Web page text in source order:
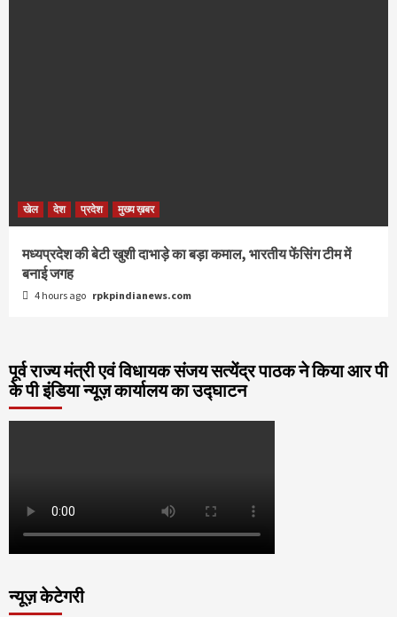
खेल देश प्रदेश मुख्य ख़बर
मध्यप्रदेश की बेटी खुशी दाभाड़े का बड़ा कमाल, भारतीय फेंसिंग टीम में
बनाई जगह
4 hours ago rpkpindianews.com
पूर्व राज्य मंत्री एवं विधायक संजय सत्येंद्र पाठक ने किया आर पी
के पी इंडिया न्यूज़ कार्यालय का उद्घाटन
न्यूज़ केटेगरी